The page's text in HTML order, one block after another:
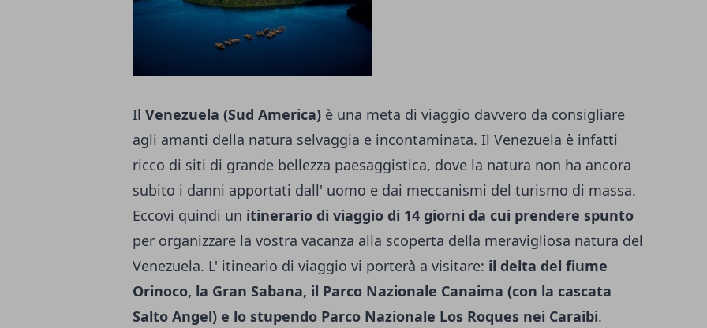
Il Venezuela (Sud America) è una meta di viaggio davvero da consigliare
agli amanti della natura selvaggia e incontaminata. Il Venezuela è infatti
ricco di siti di grande bellezza paesaggistica, dove la natura non ha ancora
subito i danni apportati dall' uomo e dai meccanismi del turismo di massa.
Eccovi quindi un itinerario di viaggio di 14 giorni da cui prendere spunto
per organizzare la vostra vacanza alla scoperta della meravigliosa natura del
Venezuela. L' itineario di viaggio vi porterà a visitare: il delta del fiume
Orinoco, la Gran Sabana, il Parco Nazionale Canaima (con la cascata
Salto Angel) e lo stupendo Parco Nazionale Los Roques nei Caraibi.